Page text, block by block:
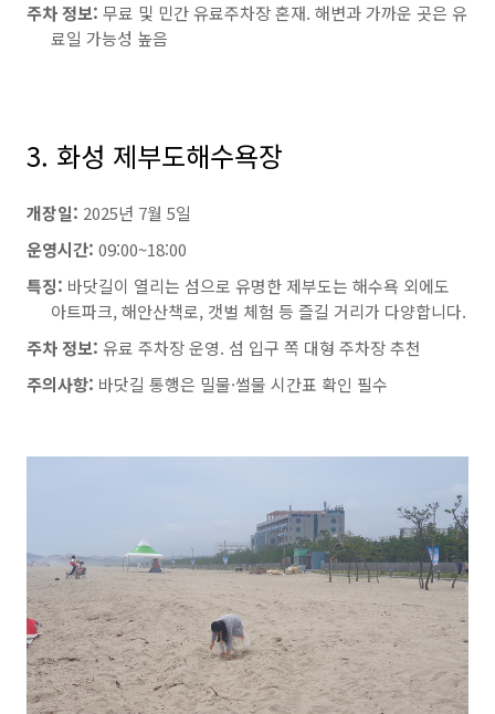
주차 정보: 무료 및 민간 유료주차장 혼재. 해변과 가까운 곳은 유
료일 가능성 높음
3. 화성 제부도해수욕장
개장일: 2025년 7월 5일
운영시간: 09:00~18:00
특징: 바닷길이 열리는 섬으로 유명한 제부도는 해수욕 외에도
아트파크, 해안산책로, 갯벌 체험 등 즐길 거리가 다양합니다.
주차 정보: 유료 주차장 운영. 섬 입구 쪽 대형 주차장 추천
주의사항: 바닷길 통행은 밀물·썰물 시간표 확인 필수